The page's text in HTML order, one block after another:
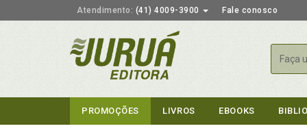
Atendimento: (41) 4009-3900 Fale conosco
PROMOÇÕES LIVROS EBOOKS